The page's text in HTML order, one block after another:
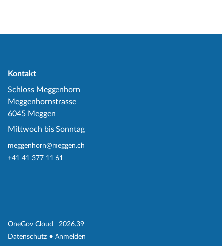
Kontakt
Schloss Meggenhorn
Meggenhornstrasse
6045 Meggen
Mittwoch bis Sonntag
meggenhorn@meggen.ch
+41 41 377 11 61
OneGov Cloud (External Link)
2026.39
Datenschutz (External Link)
Anmelden